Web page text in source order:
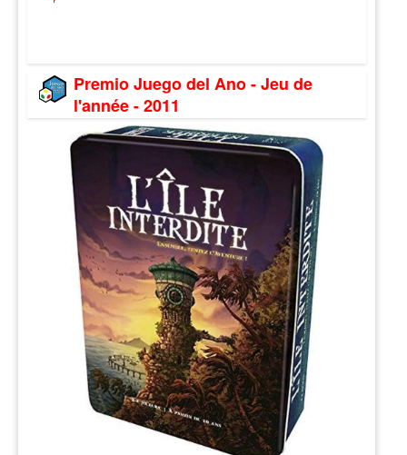
Premio Juego del Ano - Jeu de
l'année - 2011